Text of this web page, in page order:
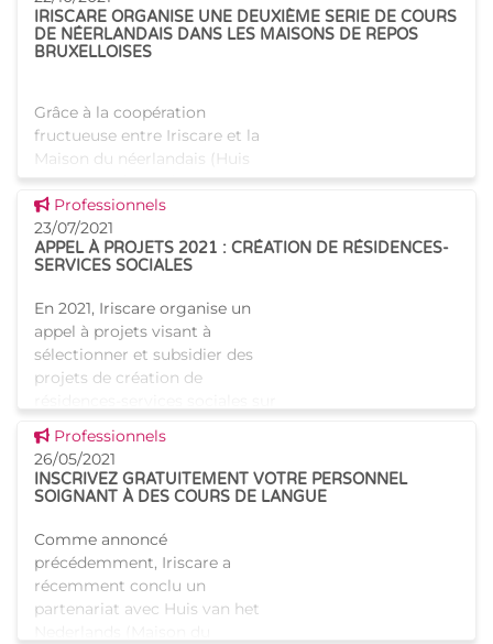
IRISCARE ORGANISE UNE DEUXIÈME SERIE DE COURS
DE NÉERLANDAIS DANS LES MAISONS DE REPOS
BRUXELLOISES
Grâce à la coopération
fructueuse entre Iriscare et la
Maison du néerlandais (Huis
van het Nederlands) à
Bruxelles, une première édition
réussie de cours de néerlandais
a eu lieu en septembre
Voir cette news
Professionnels
23/07/2021
APPEL À PROJETS 2021 : CRÉATION DE RÉSIDENCES-
SERVICES SOCIALES
En 2021, Iriscare organise un
appel à projets visant à
sélectionner et subsidier des
projets de création de
le territoire de la Région
Bruxelles-Capitale. Plusie
Voir cette news
Professionnels
26/05/2021
INSCRIVEZ GRATUITEMENT VOTRE PERSONNEL
SOIGNANT À DES COURS DE LANGUE
Comme annoncé
précédemment, Iriscare a
récemment conclu un
partenariat avec Huis van het